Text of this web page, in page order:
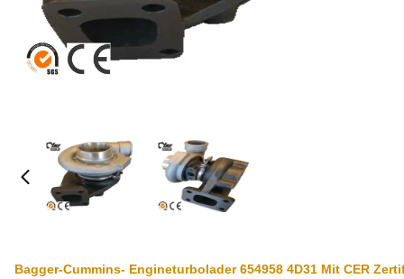
Bagger-Cummins- Engineturbolader 654958 4D31 Mit CER